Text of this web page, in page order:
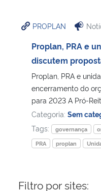
Ministério da Cidadania
Ministério da Saúde
Ministério de Minas e Energia
Ministério da Ciência, Tecnologia,
Ministério do Meio Ambiente
Ministério do Desenvolvimento
PROPLAN
Proplan, PRA e
discutem
Proplan, PRA e
encerramento do
para 2023 A Pró-
Categoria: Sem
Tags:
governança
PRA
proplan
Filtro por sites: